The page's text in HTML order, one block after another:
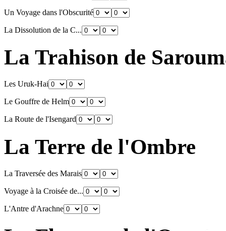
Un Voyage dans l'Obscurité
La Dissolution de la C...
La Trahison de
Les Uruk-Hai
Le Gouffre de Helm
La Route de l'Isengard
La Terre de l'Ombre
La Traversée des Marais
Voyage à la Croisée de...
L'Antre d'Arachne